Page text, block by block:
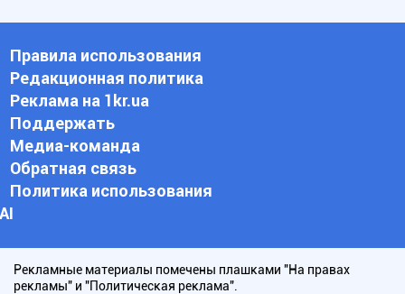
Правила использования
Редакционная политика
Реклама на 1kr.ua
Поддержать
Медиа-команда
Обратная связь
Политика использования
АI
Рекламные материалы помечены плашками "На правах
рекламы" и "Политическая реклама".